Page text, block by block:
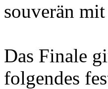
souverän
Das Finale
folgendes